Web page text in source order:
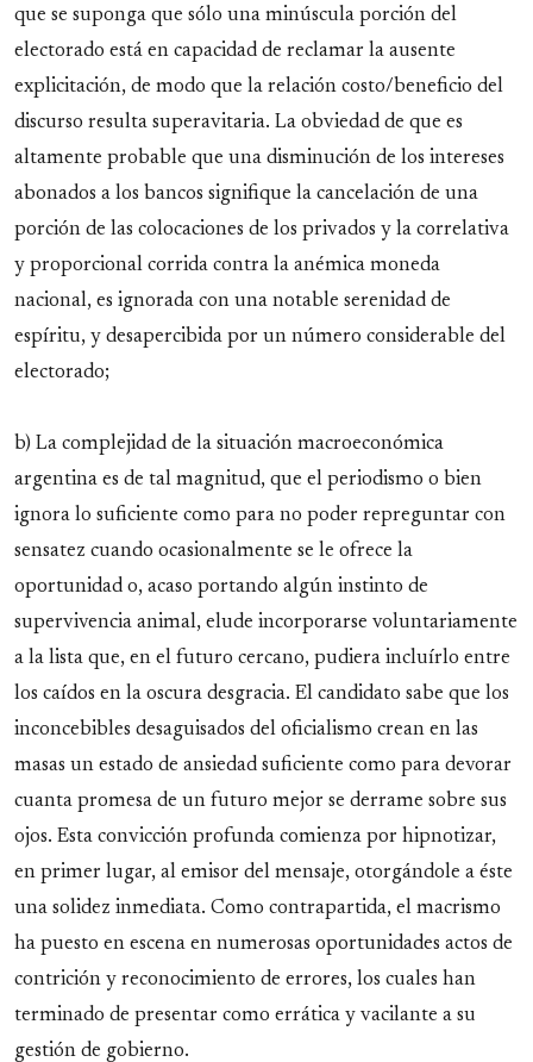
que se suponga que sólo una minúscula porción del
electorado está en capacidad de reclamar la ausente
explicitación, de modo que la relación costo/beneficio del
discurso resulta superavitaria. La obviedad de que es
altamente probable que una disminución de los intereses
abonados a los bancos signifique la cancelación de una
porción de las colocaciones de los privados y la correlativa
y proporcional corrida contra la anémica moneda
nacional, es ignorada con una notable serenidad de
espíritu, y desapercibida por un número considerable del
electorado;
b) La complejidad de la situación macroeconómica
argentina es de tal magnitud, que el periodismo o bien
ignora lo suficiente como para no poder repreguntar con
sensatez cuando ocasionalmente se le ofrece la
oportunidad o, acaso portando algún instinto de
supervivencia animal, elude incorporarse voluntariamente
a la lista que, en el futuro cercano, pudiera incluírlo entre
los caídos en la oscura desgracia. El candidato sabe que los
inconcebibles desaguisados del oficialismo crean en las
masas un estado de ansiedad suficiente como para devorar
cuanta promesa de un futuro mejor se derrame sobre sus
ojos. Esta convicción profunda comienza por hipnotizar,
en primer lugar, al emisor del mensaje, otorgándole a éste
una solidez inmediata. Como contrapartida, el macrismo
ha puesto en escena en numerosas oportunidades actos de
contrición y reconocimiento de errores, los cuales han
terminado de presentar como errática y vacilante a su
gestión de gobierno.